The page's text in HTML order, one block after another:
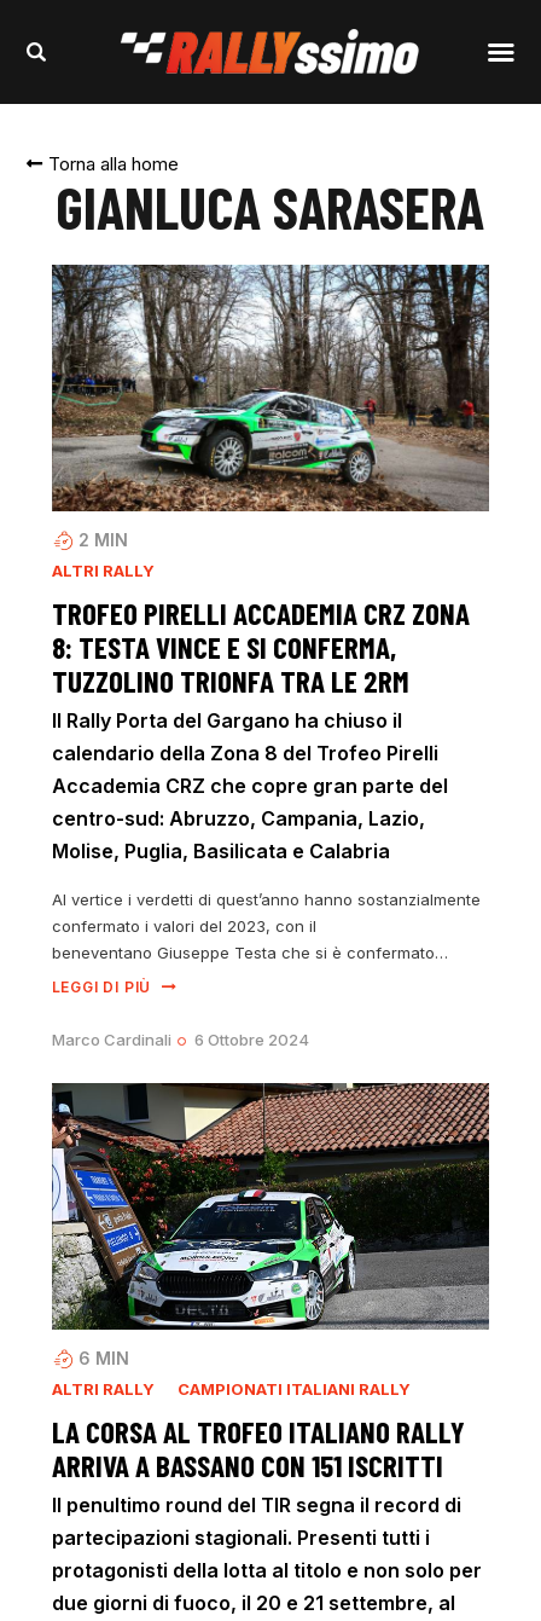
Torna alla home
GIANLUCA SARASERA
2 MIN
ALTRI RALLY
TROFEO PIRELLI ACCADEMIA CRZ ZONA
8: TESTA VINCE E SI CONFERMA,
TUZZOLINO TRIONFA TRA LE 2RM
Il Rally Porta del Gargano ha chiuso il
calendario della Zona 8 del Trofeo Pirelli
Accademia CRZ che copre gran parte del
centro-sud: Abruzzo, Campania, Lazio,
Molise, Puglia, Basilicata e Calabria
Al vertice i verdetti di quest’anno hanno sostanzialmente
confermato i valori del 2023, con il
beneventano Giuseppe Testa che si è confermato…
LEGGI DI PIÙ
Marco Cardinali 6 Ottobre 2024
6 MIN
ALTRI RALLY CAMPIONATI ITALIANI RALLY
LA CORSA AL TROFEO ITALIANO RALLY
ARRIVA A BASSANO CON 151 ISCRITTI
Il penultimo round del TIR segna il record di
partecipazioni stagionali. Presenti tutti i
protagonisti della lotta al titolo e non solo per
due giorni di fuoco, il 20 e 21 settembre, al